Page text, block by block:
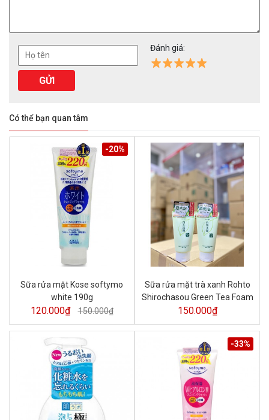
Đánh giá:
Có thể bạn quan tâm
Sữa rửa mặt Kose softymo
white 190g
120.000₫ 150.000₫
-20%
Sữa rửa mặt trà xanh Rohto
Shirochasou Green Tea Foam
150.000₫
-33%